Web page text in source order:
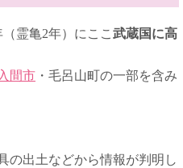
霊亀2年）にここ武蔵国に高
間市 ・毛呂山町の一部を含み
の出土などから情報が判明し